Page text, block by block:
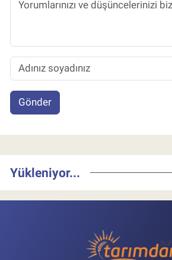
Gönder
Yükleniyor...